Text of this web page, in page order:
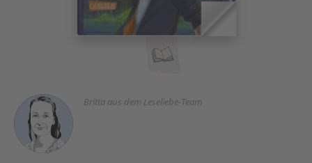
Britta aus dem Leseliebe-Team